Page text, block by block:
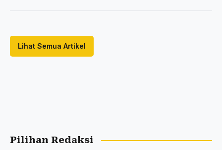
Lihat Semua Artikel
Pilihan Redaksi